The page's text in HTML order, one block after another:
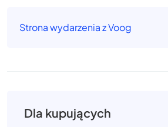
Strona wydarzenia z Voog
Dla kupujących